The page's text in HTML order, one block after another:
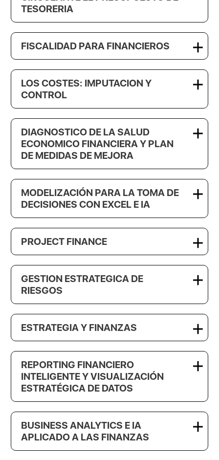
TESORERIA
FISCALIDAD PARA FINANCIEROS
LOS COSTES: IMPUTACION Y
CONTROL
DIAGNOSTICO DE LA SALUD
ECONOMICO FINANCIERA Y PLAN
DE MEDIDAS DE MEJORA
MODELIZACIÓN PARA LA TOMA DE
DECISIONES CON EXCEL E IA
PROJECT FINANCE
GESTION ESTRATEGICA DE
RIESGOS
ESTRATEGIA Y FINANZAS
REPORTING FINANCIERO
INTELIGENTE Y VISUALIZACIÓN
ESTRATÉGICA DE DATOS
BUSINESS ANALYTICS E IA
APLICADO A LAS FINANZAS